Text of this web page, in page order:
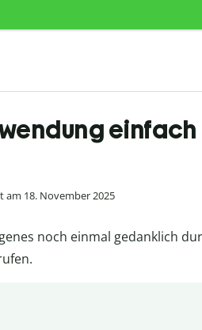
einfach
am 18. November 2025
noch einmal gedanklich